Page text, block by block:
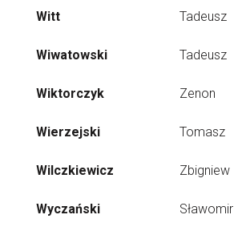
Witt Tadeusz
Wiwatowski Tadeusz
Wiktorczyk Zenon
Wierzejski Tomasz
Wilczkiewicz Zbigniew
Wyczański Sławomir